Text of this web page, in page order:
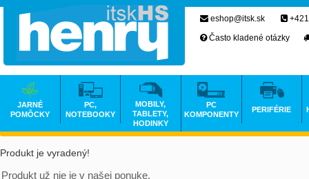
Produkt je vyradený!
Produkt už nie je v našej ponuke.
eshop@itsk.sk
Často kladené otázky
JARNÉ
POMÔCKY
PC,
NOTEBOOKY
MOBILY,
TABLETY,
HODINKY
PC
KOMPONENTY
PERIFÉRIE